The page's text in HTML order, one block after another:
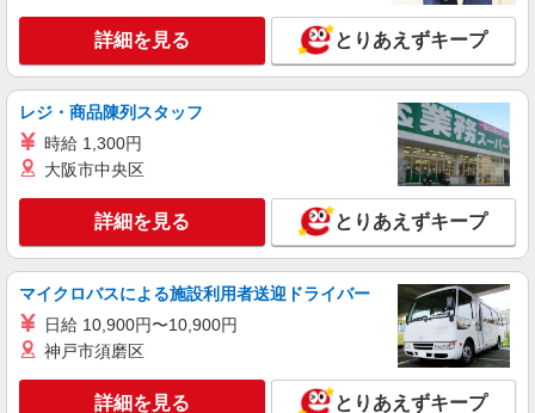
詳細を見る とりあえずキープ
レジ・商品陳列スタッフ
時給 1,300円
大阪市中央区
詳細を見る とりあえずキープ
マイクロバスによる施設利用者送迎ドライバー
日給 10,900円〜10,900円
神戸市須磨区
詳細を見る とりあえずキープ